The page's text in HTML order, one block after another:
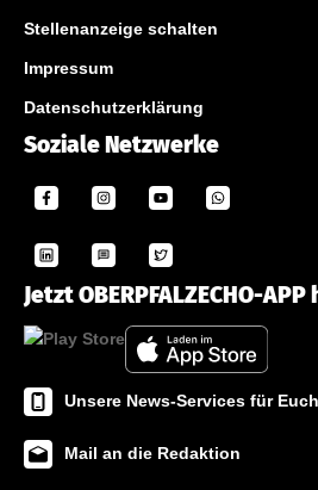
Stellenanzeige schalten
Impressum
Datenschutzerklärung
Soziale Netzwerke
Jetzt OBERPFALZECHO-
Unsere News-Services für Euch
Mail an die Redaktion